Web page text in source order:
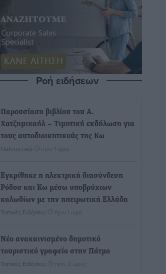
Ροή ειδήσεων
Παρουσίαση βιβλίου του Α.
Χατζημιχαήλ – Τιμητική εκδήλωση για
τους αυτοδιοικητικούς της Κω
Πολιτιστικά πριν 1 ώρα
Εγκρίθηκε η ηλεκτρική διασύνδεση
Ρόδου και Κω μέσω υποβρύχιων
καλωδίων με την ηπειρωτική Ελλάδα
Τοπικές Ειδήσεις πριν 1 ώρα
Νέο ανακαινισμένο δημοτικό
τουριστικό γραφείο στην Πάτμο
Τοπικές Ειδήσεις πριν 2 ώρες